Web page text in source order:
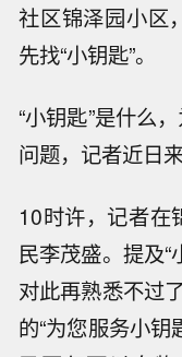
社区锦泽园小区
先找“小钥匙”。
“小钥匙”是什么
问题，记者近日
10时许，记者在
民李茂盛。提及
对此再熟悉不过
的“为您服务小